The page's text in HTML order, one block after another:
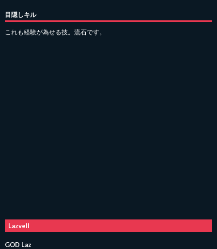
目隠しキル
これも経験が為せる技。流石です。
Lazvell
GOD Laz